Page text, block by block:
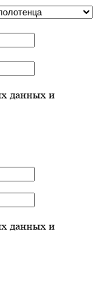
данных и
данных и